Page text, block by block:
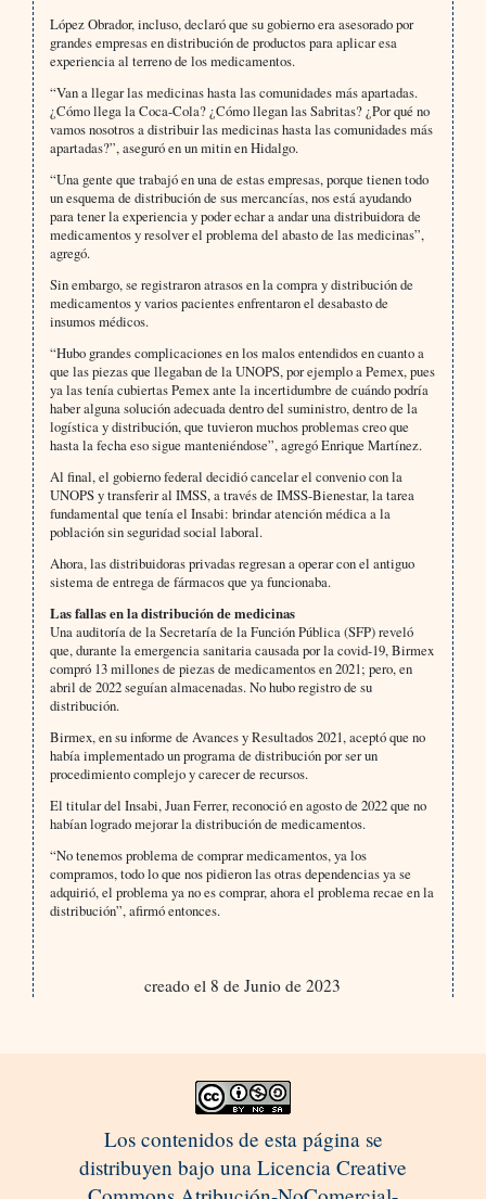
López Obrador, incluso, declaró que su gobierno era asesorado por
grandes empresas en distribución de productos para aplicar esa
experiencia al terreno de los medicamentos.
“Van a llegar las medicinas hasta las comunidades más apartadas.
¿Cómo llega la Coca-Cola? ¿Cómo llegan las Sabritas? ¿Por qué no
vamos nosotros a distribuir las medicinas hasta las comunidades más
apartadas?”, aseguró en un mitin en Hidalgo.
“Una gente que trabajó en una de estas empresas, porque tienen todo
un esquema de distribución de sus mercancías, nos está ayudando
para tener la experiencia y poder echar a andar una distribuidora de
medicamentos y resolver el problema del abasto de las medicinas”,
agregó.
Sin embargo, se registraron atrasos en la compra y distribución de
medicamentos y varios pacientes enfrentaron el desabasto de
insumos médicos.
“Hubo grandes complicaciones en los malos entendidos en cuanto a
que las piezas que llegaban de la UNOPS, por ejemplo a Pemex, pues
ya las tenía cubiertas Pemex ante la incertidumbre de cuándo podría
haber alguna solución adecuada dentro del suministro, dentro de la
logística y distribución, que tuvieron muchos problemas creo que
hasta la fecha eso sigue manteniéndose”, agregó Enrique Martínez.
Al final, el gobierno federal decidió cancelar el convenio con la
UNOPS y transferir al IMSS, a través de IMSS-Bienestar, la tarea
fundamental que tenía el Insabi: brindar atención médica a la
población sin seguridad social laboral.
Ahora, las distribuidoras privadas regresan a operar con el antiguo
sistema de entrega de fármacos que ya funcionaba.
Las fallas en la distribución de medicinas
Una auditoría de la Secretaría de la Función Pública (SFP) reveló
que, durante la emergencia sanitaria causada por la covid-19, Birmex
compró 13 millones de piezas de medicamentos en 2021; pero, en
abril de 2022 seguían almacenadas. No hubo registro de su
distribución.
Birmex, en su informe de Avances y Resultados 2021, aceptó que no
había implementado un programa de distribución por ser un
procedimiento complejo y carecer de recursos.
El titular del Insabi, Juan Ferrer, reconoció en agosto de 2022 que no
habían logrado mejorar la distribución de medicamentos.
“No tenemos problema de comprar medicamentos, ya los
compramos, todo lo que nos pidieron las otras dependencias ya se
adquirió, el problema ya no es comprar, ahora el problema recae en la
distribución”, afirmó entonces.
creado el 8 de Junio de 2023
Los contenidos de esta página se
distribuyen bajo una Licencia Creative